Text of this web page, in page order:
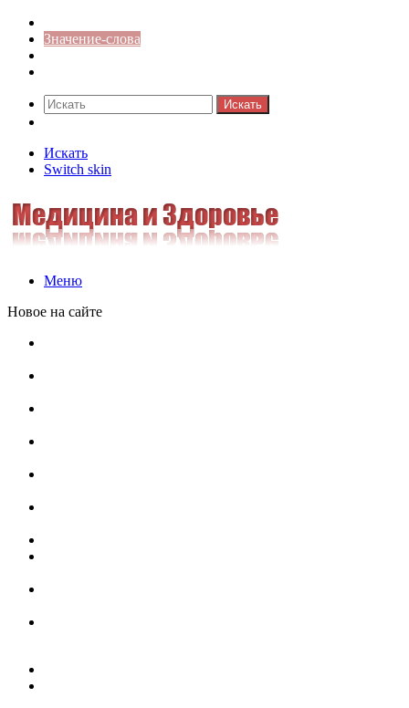
Значение-слова
Искать
Искать
Switch skin
Меню
Новое на сайте